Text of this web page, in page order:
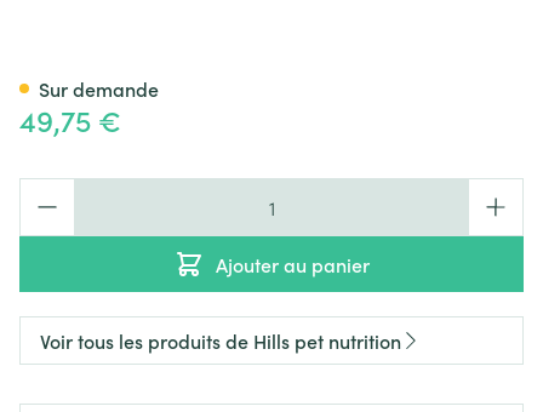
49,75 €
Ajouter au panier
Sur demande
Voir tous les produits de Hills pet nutrition